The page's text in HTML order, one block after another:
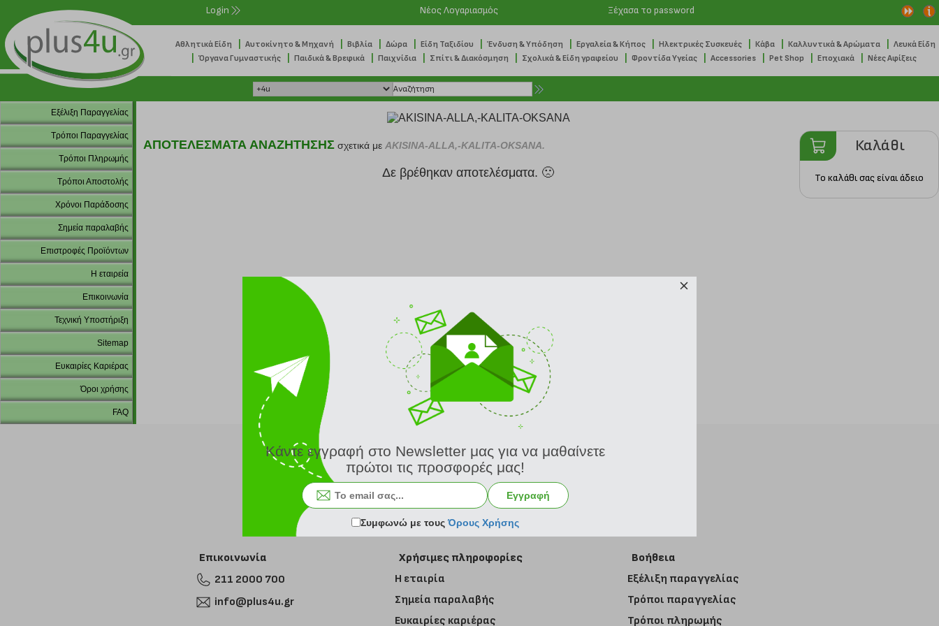
Login Νέος Λογαριασμός Ξέχασα το password
Αθλητικά Είδη Αυτοκίνητο & Μηχανή Βιβλία Δώρα Είδη Ταξιδίου Ένδυση & Υπόδηση Εργαλεία & Κήπος Ηλεκτρικές Συσκευές Κάβα Καλλυντικά & Αρώματα Λευκά Είδη
Όργανα Γυμναστικής Παιδικά & Βρεφικά Παιχνίδια Σπίτι & Διακόσμηση Σχολικά & Είδη γραφείου Φροντίδα Υγείας Accessories Pet Shop Εποχιακά Νέες Αφίξεις
Εξέλιξη Παραγγελίας
Τρόποι Παραγγελίας
Τρόποι Πληρωμής
Τρόποι Αποστολής
Χρόνοι Παράδοσης
Σημεία παραλαβής
Επιστροφές Προϊόντων
Η εταιρεία
Επικοινωνία
Τεχνική Υποστήριξη
Sitemap
Ευκαιρίες Καριέρας
Όροι χρήσης
FAQ
ΑΠΟΤΕΛΕΣΜΑΤΑ ΑΝΑΖΗΤΗΣΗΣ σχετικά με AKISINA-ALLA,-KALITA-OKSANA.
Δε βρέθηκαν αποτελέσματα. 🙁
Καλάθι
Το καλάθι σας είναι άδειο
Εγγραφή στο newsletter
Επικοινωνία
211 2000 700
info@plus4u.gr
Χρήσιμες πληροφορίες
Η εταιρία
Σημεία παραλαβής
Ευκαιρίες καριέρας
Βοήθεια
Εξέλιξη παραγγελίας
Τρόποι παραγγελίας
Τρόποι πληρωμής
Κάντε εγγραφή στο Newsletter μας για να μαθαίνετε
πρώτοι τις προσφορές μας!
Εγγραφή
Συμφωνώ με τουςΌρους Χρήσης